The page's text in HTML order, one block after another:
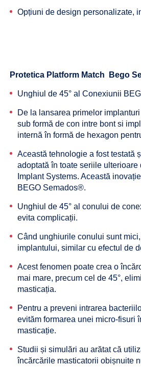
Opțiuni de design personalizate,
Protetica Platform Match Bego
Unghiul de 45° al Conexiunii
De la lansarea primelor
sub formă de con intre bont si
internă în formă de hexagon
Această tehnologie a fost testată
adoptată în toate seriile
Implant Systems. Această
BEGO Semados®.
Unghiul de 45° al conului de
evita complicații.
Când unghiurile conului sunt
implantului, similar cu efectul de
Acest fenomen poate crea o
mai mare, precum cel de 45°,
masticația.
Pentru a preveni intrarea
evităm formarea unei micro-fisuri
masticație.
Studii și simulări au arătat că
încărcările masticatorii obișnuite